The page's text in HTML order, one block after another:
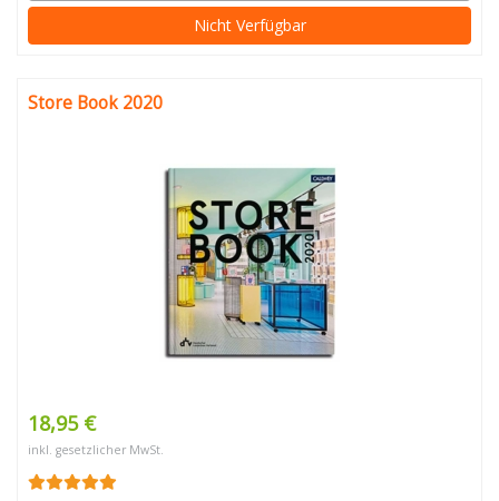
Nicht Verfügbar
Store Book 2020
18,95 €
inkl. gesetzlicher MwSt.